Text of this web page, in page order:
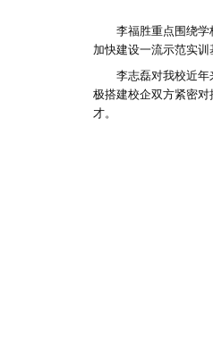
李福胜重点围绕学
加快建设一流示范实
李志磊对我校近
极搭建校企双方紧密
才。